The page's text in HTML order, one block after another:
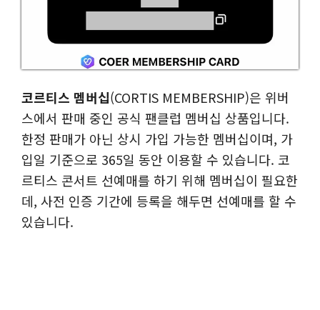
코르티스 멤버십(CORTIS MEMBERSHIP)은 위버
스에서 판매 중인 공식 팬클럽 멤버십 상품입니다.
한정 판매가 아닌 상시 가입 가능한 멤버십이며, 가
입일 기준으로 365일 동안 이용할 수 있습니다. 코
르티스 콘서트 선예매를 하기 위해 멤버십이 필요한
데, 사전 인증 기간에 등록을 해두면 선예매를 할 수
있습니다.